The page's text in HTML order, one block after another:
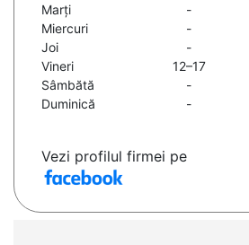
Marți
-
Miercuri
-
Joi
-
Vineri
12–17
Sâmbătă
-
Duminică
-
Vezi profilul firmei pe